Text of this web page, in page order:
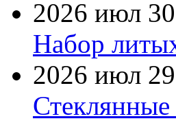
2026 июл 30
Набор
2026 июл 29